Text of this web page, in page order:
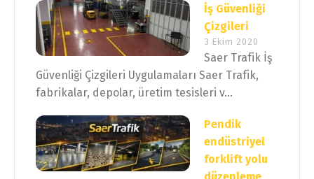
İş Güvenliği
Çizgileri
3 Ekim 2020
Saer Trafik İş
Güvenliği Çizgileri Uygulamaları Saer Trafik,
fabrikalar, depolar, üretim tesisleri v...
Pendik
endüstriyel
forklift yolu
düzenleme